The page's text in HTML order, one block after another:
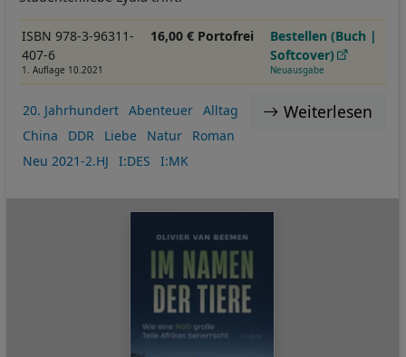
ISBN 978-3-96311-
407-6
1. Auflage 10.2021
16,00 € Portofrei
Bestellen (Buch |
Softcover)
Neuausgabe
Weiterlesen
20. Jahrhundert Abenteuer
Alltag
China
DDR Liebe Natur
Roman
Neu 2021-2.HJ
I:DES I:MK